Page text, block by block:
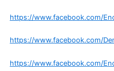
https://www.facebook.com/
https://www.facebook.com/
https://www.facebook.com/